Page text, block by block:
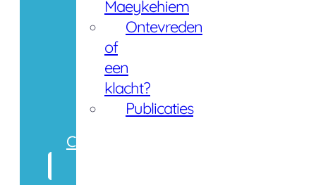
Maeykehiem
Ontevreden
of
een
klacht?
Publicaties
Contact
Zoeken